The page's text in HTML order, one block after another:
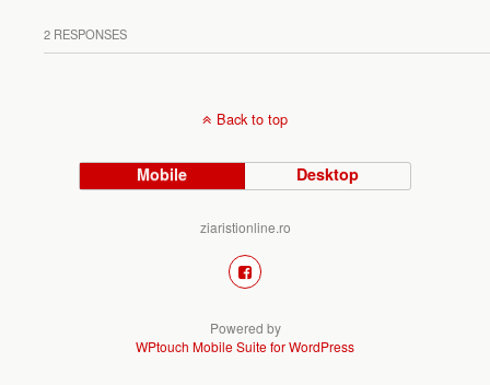
2 RESPONSES
Back to top
Mobile Desktop
ziaristionline.ro
Powered by
WPtouch Mobile Suite for WordPress